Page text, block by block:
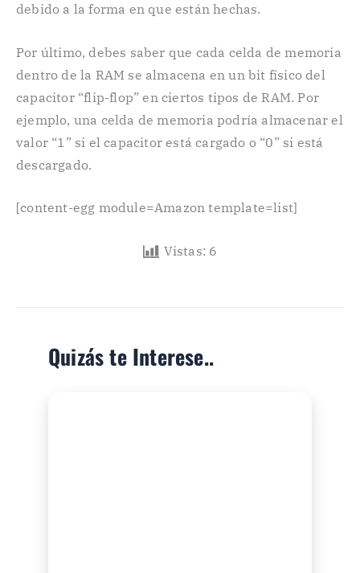
debido a la forma en que están hechas.
Por último, debes saber que cada celda de memoria
dentro de la RAM se almacena en un bit físico del
capacitor “flip-flop” en ciertos tipos de RAM. Por
ejemplo, una celda de memoria podría almacenar el
valor “1” si el capacitor está cargado o “0” si está
descargado.
[content-egg module=Amazon template=list]
Vistas: 6
Quizás te Interese..